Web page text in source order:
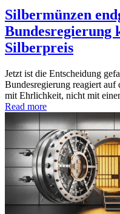
Silbermünzen
Silberpreis
Jetzt ist die Entscheidung
Bundesregierung reagiert
mit Ehrlichkeit, nicht mit
Read more